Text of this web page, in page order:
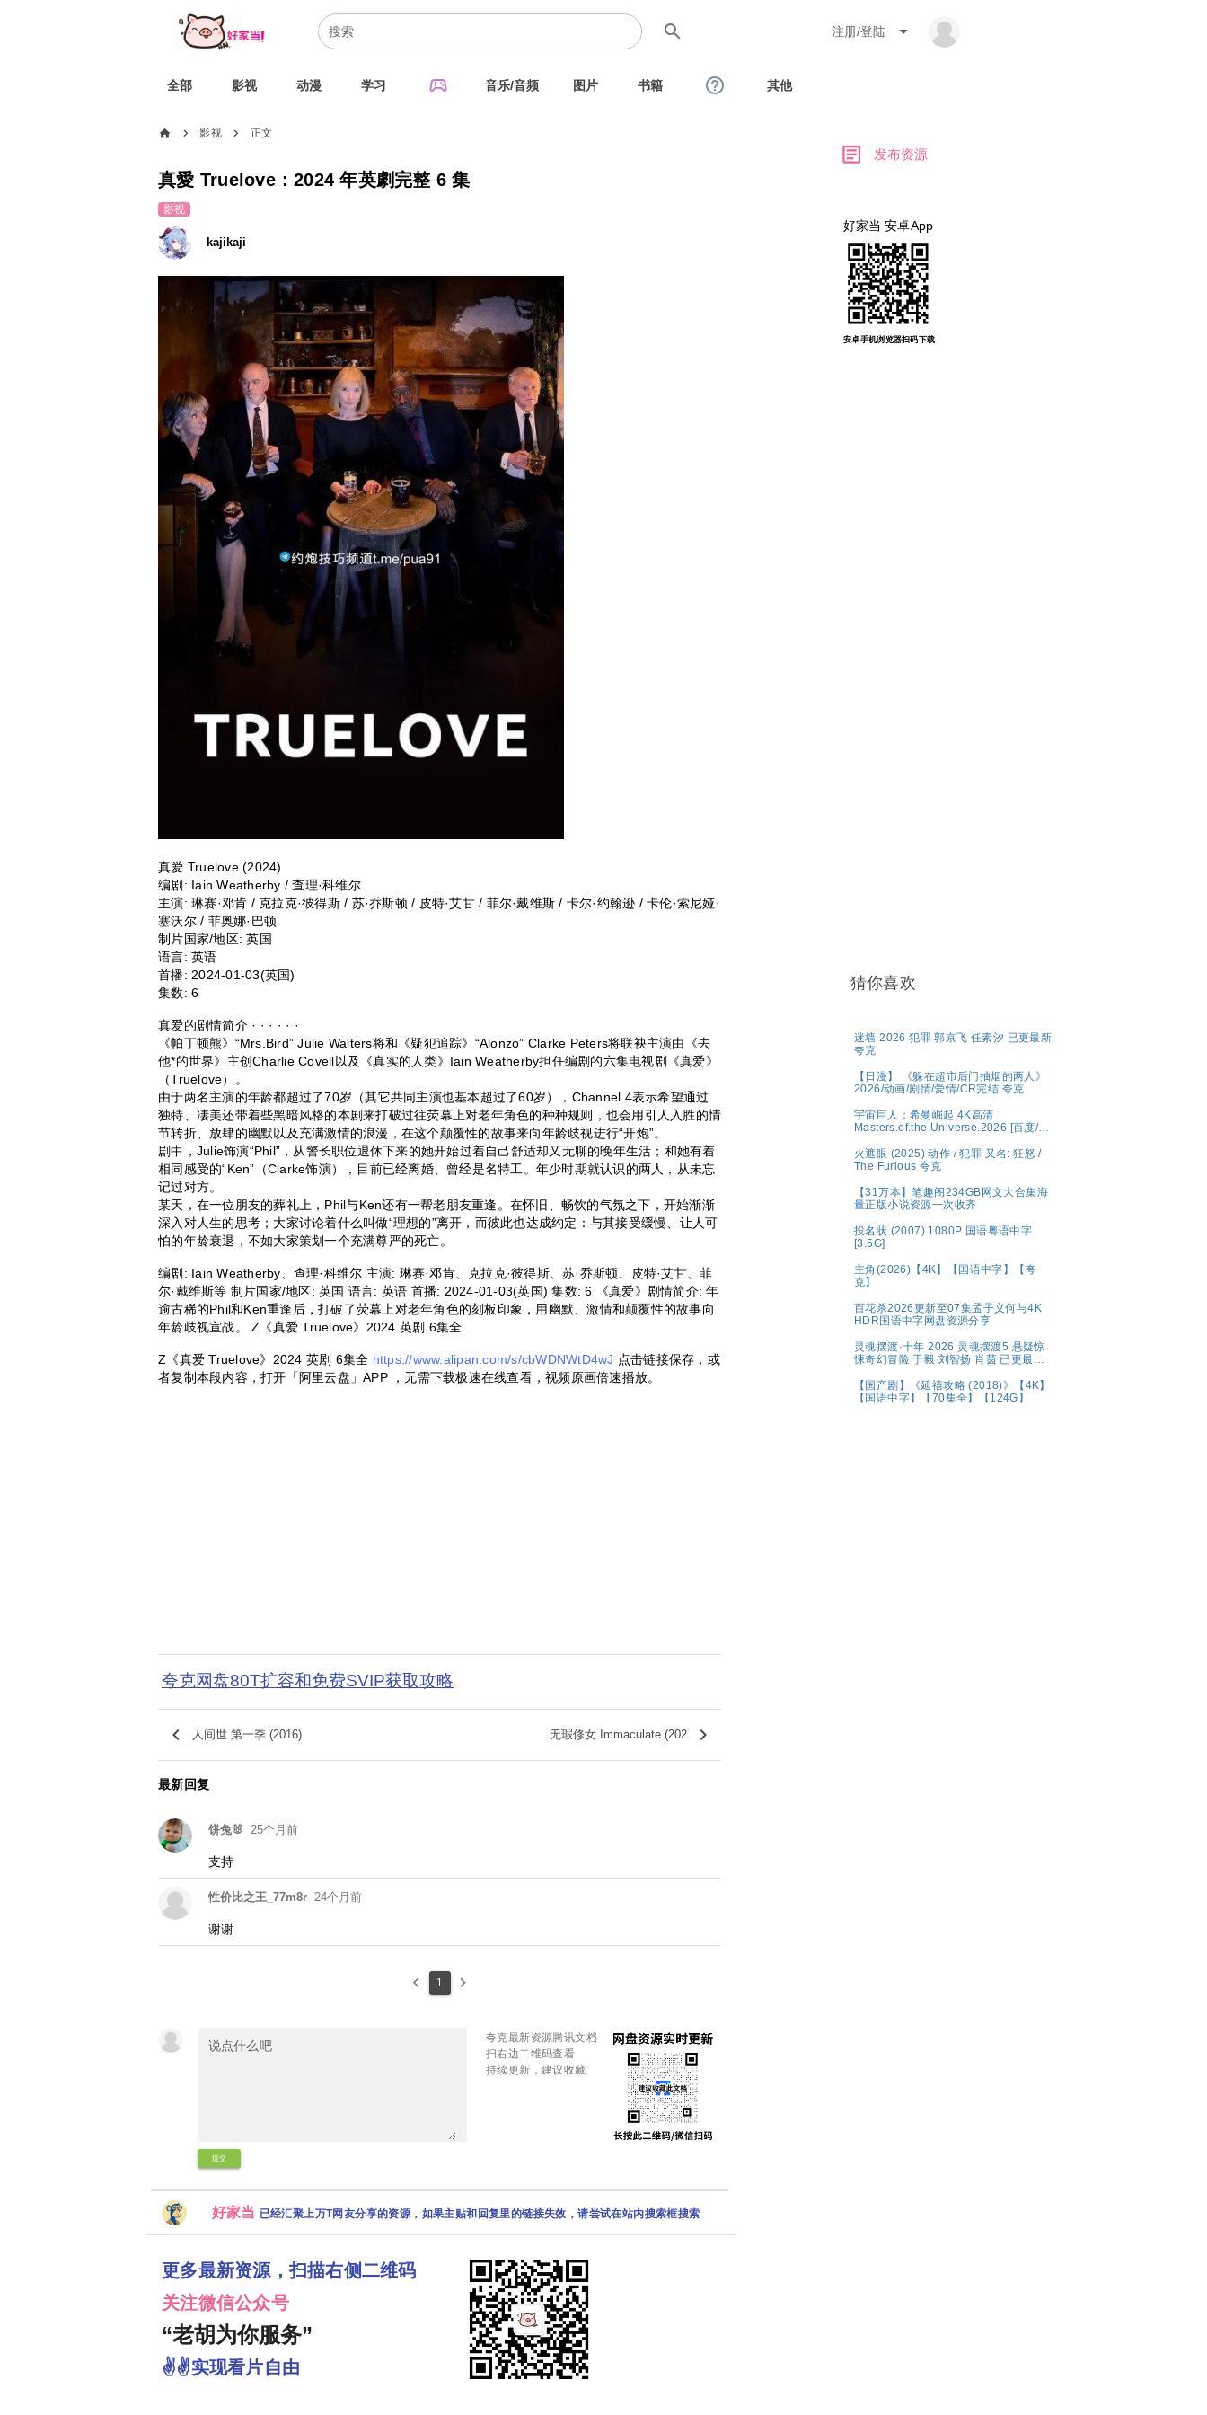
search 注册/登陆 arrow_drop_down
全部 影视 动漫 学习 sports_esports 音乐/音频 图片 书籍 help_outline 其他
home chevron_right 影视 chevron_right 正文
真愛 Truelove：2024 年英劇完整 6 集
影视
kajikaji
真爱 Truelove (2024)
编剧: Iain Weatherby / 查理·科维尔
主演: 琳赛·邓肯 / 克拉克·彼得斯 / 苏·乔斯顿 / 皮特·艾甘 / 菲尔·戴维斯 / 卡尔·约翰逊 / 卡伦·索尼娅·
塞沃尔 / 菲奥娜·巴顿
制片国家/地区: 英国
语言: 英语
首播: 2024-01-03(英国)
集数: 6
真爱的剧情简介 · · · · · ·
《帕丁顿熊》“Mrs.Bird” Julie Walters将和《疑犯追踪》“Alonzo” Clarke Peters将联袂主演由《去
他*的世界》主创Charlie Covell以及《真实的人类》Iain Weatherby担任编剧的六集电视剧《真爱》
（Truelove）。
由于两名主演的年龄都超过了70岁（其它共同主演也基本超过了60岁），Channel 4表示希望通过
独特、凄美还带着些黑暗风格的本剧来打破过往荧幕上对老年角色的种种规则，也会用引人入胜的情
节转折、放肆的幽默以及充满激情的浪漫，在这个颠覆性的故事来向年龄歧视进行“开炮”。
剧中，Julie饰演“Phil”，从警长职位退休下来的她开始过着自己舒适却又无聊的晚年生活；和她有着
相同感受的“Ken”（Clarke饰演），目前已经离婚、曾经是名特工。年少时期就认识的两人，从未忘
记过对方。
某天，在一位朋友的葬礼上，Phil与Ken还有一帮老朋友重逢。在怀旧、畅饮的气氛之下，开始渐渐
深入对人生的思考；大家讨论着什么叫做“理想的”离开，而彼此也达成约定：与其接受缓慢、让人可
怕的年龄衰退，不如大家策划一个充满尊严的死亡。
编剧: Iain Weatherby、查理·科维尔 主演: 琳赛·邓肯、克拉克·彼得斯、苏·乔斯顿、皮特·艾甘、菲
尔·戴维斯等 制片国家/地区: 英国 语言: 英语 首播: 2024-01-03(英国) 集数: 6 《真爱》剧情简介: 年
逾古稀的Phil和Ken重逢后，打破了荧幕上对老年角色的刻板印象，用幽默、激情和颠覆性的故事向
年龄歧视宣战。 Z《真爱 Truelove》2024 英剧 6集全
Z《真爱 Truelove》2024 英剧 6集全 https://www.alipan.com/s/cbWDNWtD4wJ 点击链接保存，或
者复制本段内容，打开「阿里云盘」APP ，无需下载极速在线查看，视频原画倍速播放。
夸克网盘80T扩容和免费SVIP获取攻略
keyboard_arrow_left 人间世 第一季 (2016) 无瑕修女 Immaculate (202 keyboard_arrow_right
最新回复
饼兔🐰 25个月前
支持
性价比之王_77m8r 24个月前
谢谢
keyboard_arrow_left 1 keyboard_arrow_right
提交
夸克最新资源腾讯文档
扫右边二维码查看
持续更新，建议收藏
好家当 已经汇聚上万T网友分享的资源，如果主贴和回复里的链接失效，请尝试在站内搜索框搜索
更多最新资源，扫描右侧二维码
关注微信公众号
“老胡为你服务”
✌✌实现看片自由
article 发布资源
好家当 安卓App
安卓手机浏览器扫码下载
猜你喜欢
迷墙 2026 犯罪 郭京飞 任素汐 已更最新
夸克
【日漫】 《躲在超市后门抽烟的两人》
2026/动画/剧情/爱情/CR完结 夸克
宇宙巨人：希曼崛起 4K高清
Masters.of.the.Universe.2026 [百度/夸
火遮眼 (2025) 动作 / 犯罪 又名: 狂怒 /
The Furious 夸克
【31万本】笔趣阁234GB网文大合集海
量正版小说资源一次收齐
投名状 (2007) 1080P 国语粤语中字
[3.5G]
主角(2026)【4K】【国语中字】【夸
克】
百花杀2026更新至07集孟子义何与4K
HDR国语中字网盘资源分享
灵魂摆渡·十年 2026 灵魂摆渡5 悬疑惊
悚奇幻冒险 于毅 刘智扬 肖茵 已更最新
【国产剧】《延禧攻略 (2018)》【4K】
【国语中字】【70集全】【124G】